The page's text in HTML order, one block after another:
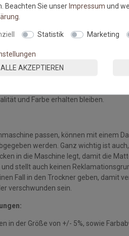
sich waschbare Fußmatten, die zu
ruschfest. Einem sicheren
die Fußmatte separat bei
richten sich die Fasern auf, der
werden wieder glatt. Pflegen Sie so
und Farbe erhalten bleiben.
passen, können mit einem
werden. Ganz wichtig ist
in die Maschine legt, damit die
stellt auch keinen
Fall in den Trockner geben, damit
verschwunden sein.
in der Größe von +/- 5%, sowie
Beachten Sie unserImpressum und
Statistik Marketing
ALLE AKZEPTIEREN